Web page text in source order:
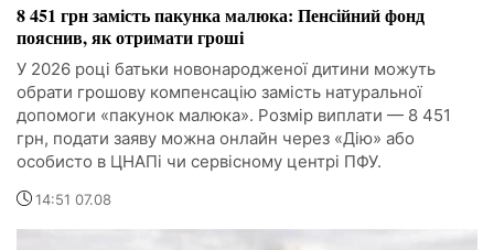
8 451 грн замість пакунка малюка: Пенсійний фонд
пояснив, як отримати гроші
У 2026 році батьки новонародженої дитини можуть
обрати грошову компенсацію замість натуральної
допомоги «пакунок малюка». Розмір виплати — 8 451
грн, подати заяву можна онлайн через «Дію» або
особисто в ЦНАПі чи сервісному центрі ПФУ.
14:51 07.08